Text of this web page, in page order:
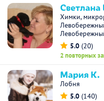
Светлана
Химки,
5.0 (20)
2 повторных
Мария К.
Лобня
5.0 (140)